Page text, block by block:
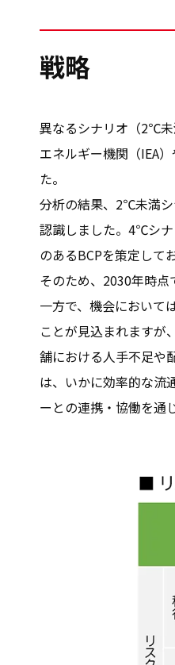
戦略
異なるシナリオ（2℃
エネルギー機関（IEA
た。
分析の結果、2℃未満シ
認識しました。4℃シナ
のあるBCPを策定して
そのため、2030年時点
一方で、機会において
ことが見込まれますが
舗における人手不足や
は、いかに効率的な流
ーとの連携・協働を通